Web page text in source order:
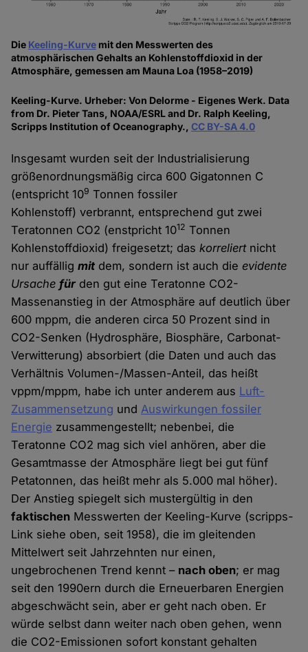
Die Keeling-Kurve mit den Messwerten des
atmosphärischen Gehalts an Kohlenstoffdioxid in der
Atmosphäre, gemessen am Mauna Loa (1958–2019)
Keeling-Kurve. Urheber: Von Delorme - Eigenes Werk. Data
from Dr. Pieter Tans, NOAA/ESRL and Dr. Ralph Keeling,
Scripps Institution of Oceanography.,CC BY-SA 4.0
Insgesamt wurden seit der Industrialisierung
größenordnungsmäßig circa 600 Gigatonnen C
(entspricht 109 Tonnen fossiler
Kohlenstoff) verbrannt, entsprechend gut zwei
Teratonnen CO2 (enstpricht 1012 Tonnen
Kohlenstoffdioxid) freigesetzt; daskorreliertnicht
nur auffälligmit dem, sondern ist auch dieevidente
Ursachefür den gut eine Teratonne CO2-
Massenanstieg in der Atmosphäre auf deutlich über
600 mppm, die anderen circa 50 Prozent sind in
CO2-Senken (Hydrosphäre, Biosphäre, Carbonat-
Verwitterung) absorbiert (die Daten und auch das
Verhältnis Volumen-/Massen-Anteil, das heißt
vppm/mppm, habe ich unter anderem aus Luft-
Zusammensetzung undAuswirkungen fossiler
Energie zusammengestellt; nebenbei, die
Teratonne CO2 mag sich viel anhören, aber die
Gesamtmasse der Atmosphäre liegt bei gut fünf
Petatonnen, das heißt mehr als 5.000 mal höher).
Der Anstieg spiegelt sich mustergültig in den
faktischen Messwerten der Keeling-Kurve (scripps-
Link siehe oben, seit 1958), die im gleitenden
Mittelwert seit Jahrzehnten nur einen,
ungebrochenen Trend kennt – nach oben; er mag
seit den 1990ern durch die Erneuerbaren Energien
abgeschwächt sein, aber er geht nach oben. Er
würde selbst dann weiter nach oben gehen, wenn
die CO2-Emissionen sofort konstant gehalten